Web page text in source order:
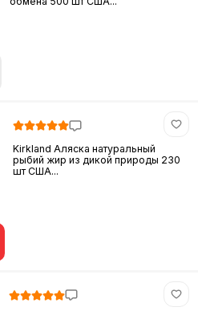
Kirkland Аляска натуральный
рыбий жир из дикой природы 230
шт США...